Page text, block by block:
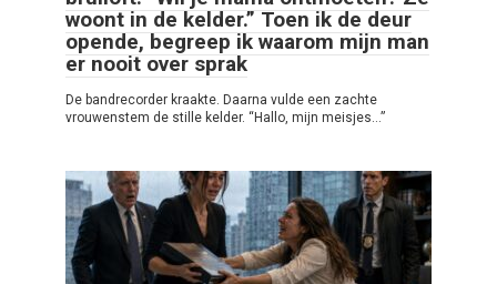
woont in de kelder.” Toen ik de deur
opende, begreep ik waarom mijn man
er nooit over sprak
De bandrecorder kraakte. Daarna vulde een zachte
vrouwenstem de stille kelder. “Hallo, mijn meisjes…”